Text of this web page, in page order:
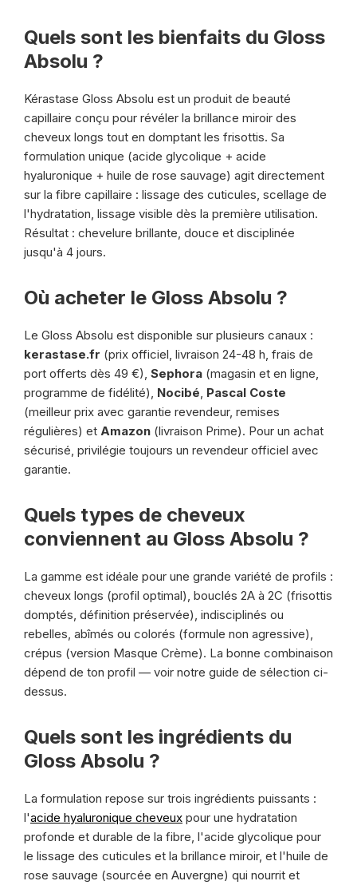
Quels sont les bienfaits du Gloss
Absolu ?
Kérastase Gloss Absolu est un produit de beauté
capillaire conçu pour révéler la brillance miroir des
cheveux longs tout en domptant les frisottis. Sa
formulation unique (acide glycolique + acide
hyaluronique + huile de rose sauvage) agit directement
sur la fibre capillaire : lissage des cuticules, scellage de
l'hydratation, lissage visible dès la première utilisation.
Résultat : chevelure brillante, douce et disciplinée
jusqu'à 4 jours.
Où acheter le Gloss Absolu ?
Le Gloss Absolu est disponible sur plusieurs canaux :
kerastase.fr (prix officiel, livraison 24-48 h, frais de
port offerts dès 49 €), Sephora (magasin et en ligne,
programme de fidélité), Nocibé, Pascal Coste
(meilleur prix avec garantie revendeur, remises
régulières) et Amazon (livraison Prime). Pour un achat
sécurisé, privilégie toujours un revendeur officiel avec
garantie.
Quels types de cheveux
conviennent au Gloss Absolu ?
La gamme est idéale pour une grande variété de profils :
cheveux longs (profil optimal), bouclés 2A à 2C (frisottis
domptés, définition préservée), indisciplinés ou
rebelles, abîmés ou colorés (formule non agressive),
crépus (version Masque Crème). La bonne combinaison
dépend de ton profil — voir notre guide de sélection ci-
dessus.
Quels sont les ingrédients du
Gloss Absolu ?
La formulation repose sur trois ingrédients puissants :
l'acide hyaluronique cheveux pour une hydratation
profonde et durable de la fibre, l'acide glycolique pour
le lissage des cuticules et la brillance miroir, et l'huile de
rose sauvage (sourcée en Auvergne) qui nourrit et